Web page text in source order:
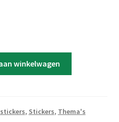
winkelwagen
, Stickers, Thema's